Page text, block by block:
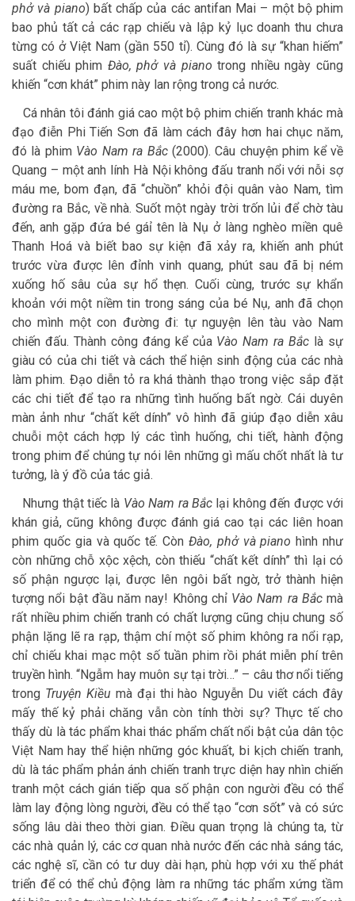
phở và piano) bất chấp của các antifan Mai – một bộ phim
bao phủ tất cả các rạp chiếu và lập kỷ lục doanh thu chưa
từng có ở Việt Nam (gần 550 tỉ). Cùng đó là sự “khan hiếm”
suất chiếu phim Đào, phở và piano trong nhiều ngày cũng
khiến “cơn khát” phim này lan rộng trong cả nước.
Cá nhân tôi đánh giá cao một bộ phim chiến tranh khác mà
đạo điễn Phi Tiến Sơn đã làm cách đây hơn hai chục năm,
đó là phim Vào Nam ra Bắc(2000). Câu chuyện phim kể về
Quang – một anh lính Hà Nội không đấu tranh nổi với nỗi sợ
máu me, bom đạn, đã “chuồn” khỏi đội quân vào Nam, tìm
đường ra Bắc, về nhà. Suốt một ngày trời trốn lủi để chờ tàu
đến, anh gặp đứa bé gáỉ tên là Nụ ở làng nghèo miền quê
Thanh Hoá và biết bao sự kiện đã xảy ra, khiến anh phút
trước vừa được lên đỉnh vinh quang, phút sau đã bị ném
xuống hố sâu của sự hổ thẹn. Cuối cùng, trước sự khẩn
khoản với một niềm tin trong sáng của bé Nụ, anh đã chọn
cho mình một con đường đi: tự nguyện lên tàu vào Nam
chiến đấu. Thành công đáng kể của Vào Nam ra Bắc là sự
giàu có của chi tiết và cách thể hiện sinh động của các nhà
làm phim. Đạo diễn tỏ ra khá thành thạo trong việc sắp đặt
các chi tiết để tạo ra những tình huống bất ngờ. Cái duyên
màn ảnh như “chất kết dính” vô hình đã giúp đạo diễn xâu
chuỗi một cách hợp lý các tình huống, chi tiết, hành động
trong phim để chúng tự nói lên những gì mấu chốt nhất là tư
tưởng, là ý đồ của tác giả.
Nhưng thật tiếc là Vào Nam ra Bắc lại không đến được với
khán giả, cũng không được đánh giá cao tại các liên hoan
phim quốc gia và quốc tế. Còn Đào, phở và piano hình như
còn những chỗ xộc xệch, còn thiếu “chất kết dính” thì lại có
số phận ngược lại, được lên ngôi bất ngờ, trở thành hiện
tượng nổi bật đầu năm nay! Không chỉ Vào Nam ra Bắcmà
rất nhiều phim chiến tranh có chất lượng cũng chịu chung số
phận lặng lẽ ra rạp, thậm chí một số phim không ra nổi rạp,
chỉ chiếu khai mạc một số tuần phim rồi phát miễn phí trên
truyền hình. “Ngẫm hay muôn sự tại trời…” – câu thơ nổi tiếng
trong Truyện Kiều mà đại thi hào Nguyễn Du viết cách đây
mấy thế kỷ phải chăng vẫn còn tính thời sự? Thực tế cho
thấy dù là tác phẩm khai thác phẩm chất nổi bật của dân tộc
Việt Nam hay thể hiện những góc khuất, bi kịch chiến tranh,
dù là tác phẩm phản ánh chiến tranh trực diện hay nhìn chiến
tranh một cách gián tiếp qua số phận con người đều có thể
làm lay động lòng người, đều có thể tạo “cơn sốt” và có sức
sống lâu dài theo thời gian. Điều quan trọng là chúng ta, từ
các nhà quản lý, các cơ quan nhà nước đến các nhà sáng tác,
các nghệ sĩ, cần có tư duy dài hạn, phù hợp với xu thế phát
triển để có thể chủ động làm ra những tác phẩm xứng tầm